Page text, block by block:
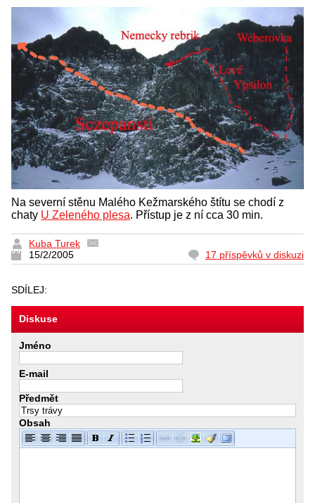
Na severní stěnu Malého Kežmarského štítu se chodí z
chaty U Zeleného plesa. Přístup je z ní cca 30 min.
Kuba Turek
15/2/2005
17 příspěvků v diskuzi
SDÍLEJ:
Diskuse
Jméno
E-mail
Předmět
Obsah